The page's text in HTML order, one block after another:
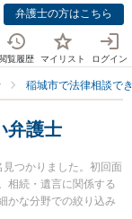
弁護士の方はこちら
閲覧履歴 マイリスト ログイン
稲城市で法律相談で
弁護士
つかりました。初回面
相続・遺言に関係する
かな分野での絞り込み